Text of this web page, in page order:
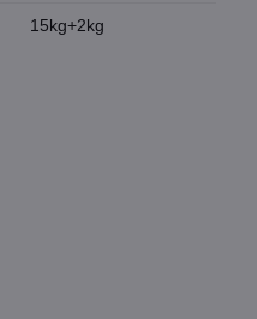
15kg+2kg